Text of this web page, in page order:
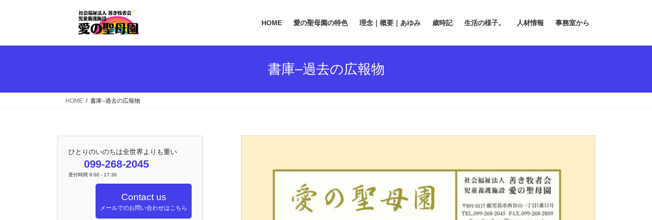
HOME 愛の聖母園の特色 理念｜概要｜あゆみ 歳時記 生活の様子。 人材情報 事務室から
書庫–過去の広報物
HOME 書庫–過去の広報物
ひとりのいのちは全世界よりも重い
099-268-2045
受付時間 9:00 - 17:30
Contact us
メールでのお問い合わせはこちら